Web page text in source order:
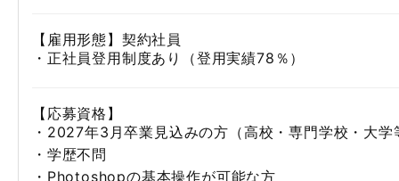
【雇用形態】契約社員
・正社員登用制度あり（登用実績78％）
【応募資格】
・2027年3月卒業見込みの方（高校・専門学校・大学
・学歴不問
・Photoshopの基本操作が可能な方